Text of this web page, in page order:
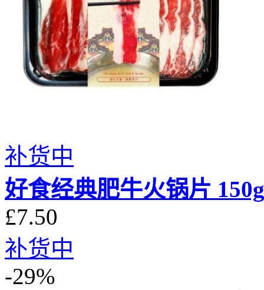
补货中
好食经典肥牛火锅片 150g
£7.50
补货中
-29%